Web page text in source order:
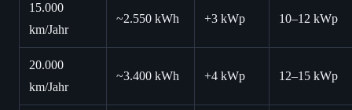
15.000
km/Jahr
~2.550 kWh +3 kWp 10–12 kWp
20.000
km/Jahr
~3.400 kWh +4 kWp 12–15 kWp